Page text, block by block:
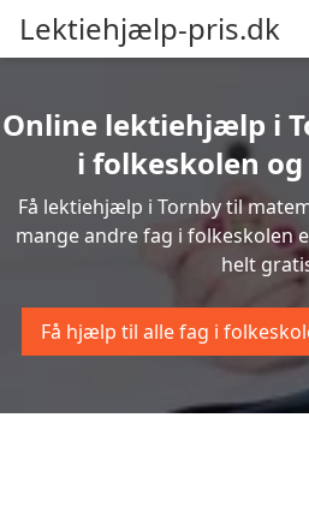
Lektiehjælp-pris.dk
Online lektiehjælp i
i folkeskolen
Få lektiehjælp i Tornby til
mange andre fag i folkeskolen
helt
Få hjælp til alle fag i